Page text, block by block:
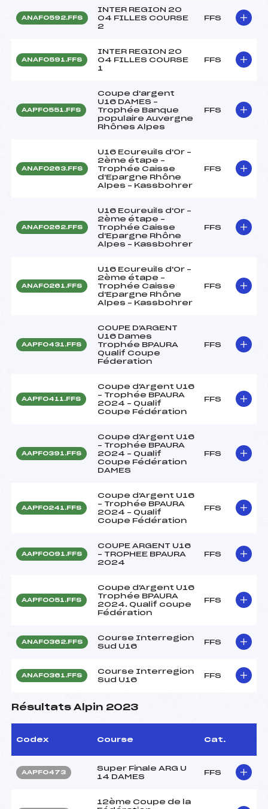
ANAF0592.FFS
INTER REGION 20
04 FILLES COURSE
2
FFS
ANAF0591.FFS
INTER REGION 20
04 FILLES COURSE
1
FFS
AAPF0551.FFS
Coupe d'argent
U16 DAMES –
Trophée Banque
populaire Auvergne
Rhônes Alpes
FFS
ANAF0263.FFS
U16 Ecureuils d'Or –
2ème étape –
Trophée Caisse
d'Epargne Rhône
Alpes – Kassbohrer
FFS
ANAF0262.FFS
U16 Ecureuils d'Or –
2ème étape –
Trophée Caisse
d'Epargne Rhône
Alpes – Kassbohrer
FFS
ANAF0261.FFS
U16 Ecureuils d'Or –
2ème étape –
Trophée Caisse
d'Epargne Rhône
Alpes – Kassbohrer
FFS
AAPF0431.FFS
COUPE D'ARGENT
U16 Dames
Trophée BPAURA
Qualif Coupe
Féderation
FFS
AAPF0411.FFS
Coupe d'Argent U16
– Trophée BPAURA
2024 – Qualif
Coupe Fédération
FFS
AAPF0391.FFS
Coupe d'Argent U16
– Trophée BPAURA
2024 – Qualif
Coupe Fédération
DAMES
FFS
AAPF0241.FFS
Coupe d'Argent U16
– Trophée BPAURA
2024 – Qualif
Coupe Fédération
FFS
AAPF0091.FFS
COUPE ARGENT U16
– TROPHEE BPAURA
2024
FFS
AAPF0051.FFS
Coupe d'Argent U16
Trophée BPAURA
2024. Qualif coupe
Fédération
FFS
ANAF0362.FFS
Course Interregion
Sud U16
FFS
ANAF0361.FFS
Course Interregion
Sud U16
FFS
Résultats Alpin 2023
Codex Course Cat.
AAPF0473
Super Finale ARG U
14 DAMES
FFS
12ème Coupe de la